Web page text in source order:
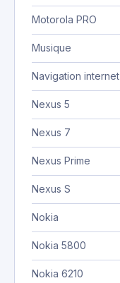
Motorola PRO
Musique
Navigation internet
Nexus 5
Nexus 7
Nexus Prime
Nexus S
Nokia
Nokia 5800
Nokia 6210